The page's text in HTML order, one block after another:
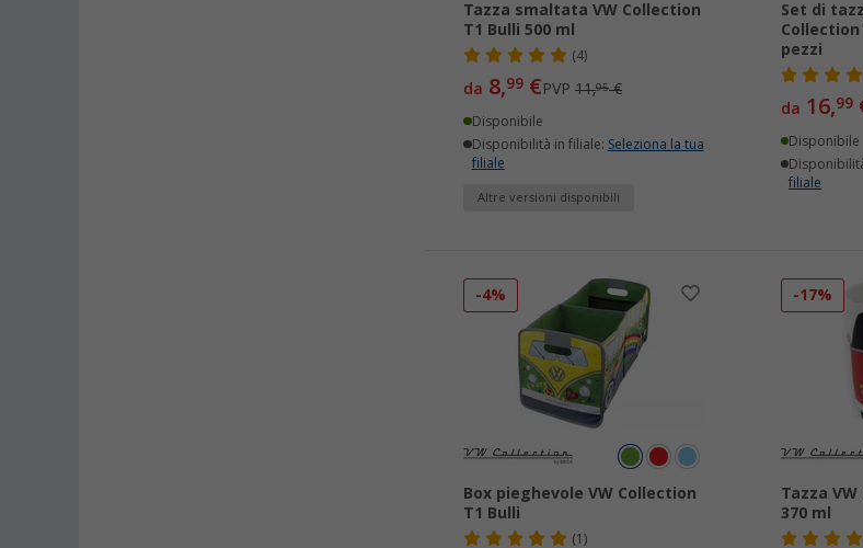
Tazza smaltata VW Collection
T1 Bulli 500 ml
(4)
da 8,99 €PVP11,95€
Disponibile
Disponibilità in filiale: Seleziona la tua
filiale
Altre versioni disponibili
Set di
Collection
pezzi
da 16,99
Disponibile
filiale
-4%
Box pieghevole VW Collection
T1 Bulli
(1)
-17%
Tazza
370 ml